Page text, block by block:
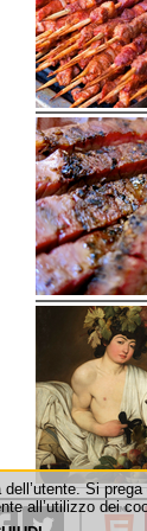
Si
all’utilizzo dei